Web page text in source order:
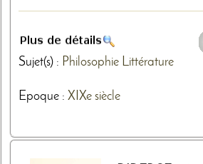
Sujet(s) : Philosophie Littérature
Epoque : XIXe siècle